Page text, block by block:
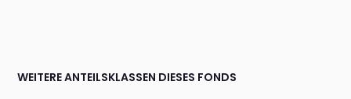
WEITERE ANTEILSKLASSEN DIESES FONDS